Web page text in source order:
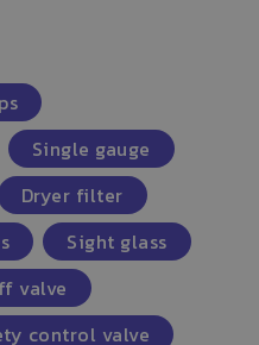
Single gauge
Dryer filter
Sight glass
valve
control valve